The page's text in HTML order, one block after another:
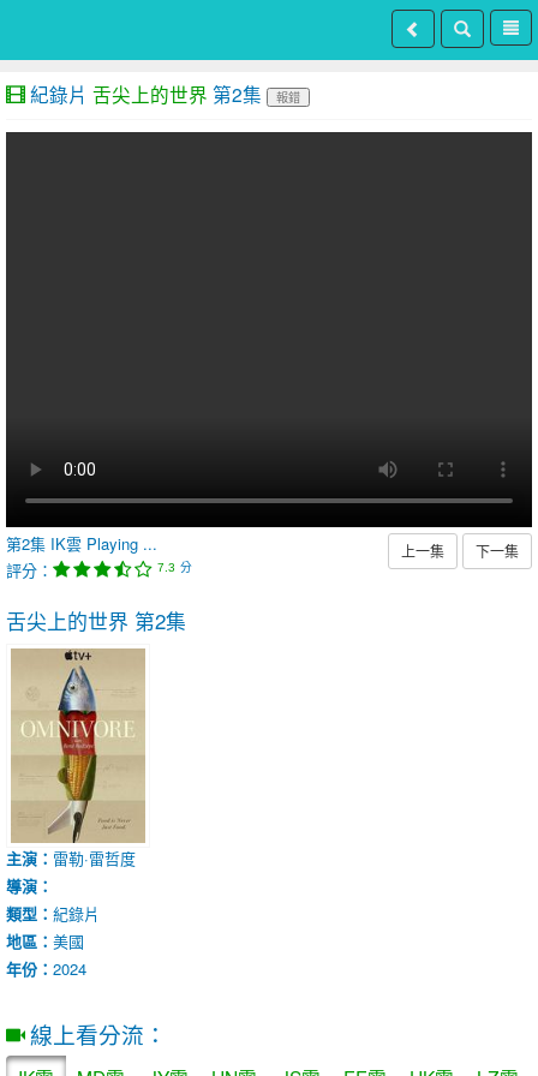
紀錄片 舌尖上的世界 第2集 報錯
第2集 IK雲 Playing ...
評分：
7.3 分
上一集 下一集
舌尖上的世界 第2集
主演： 雷勒·雷哲度
導演：
類型： 紀錄片
地區： 美國
年份： 2024
線上看分流：